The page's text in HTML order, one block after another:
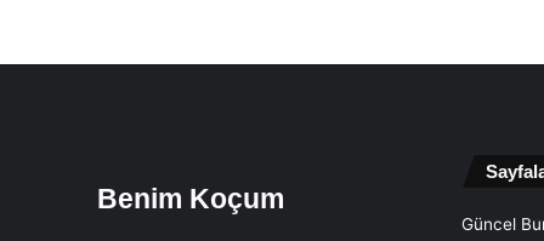
Benim Koçum
Güncel